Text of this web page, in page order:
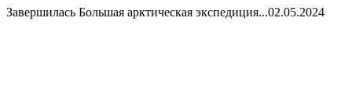
Завершилась Большая арктическая экспедиция...02.05.2024